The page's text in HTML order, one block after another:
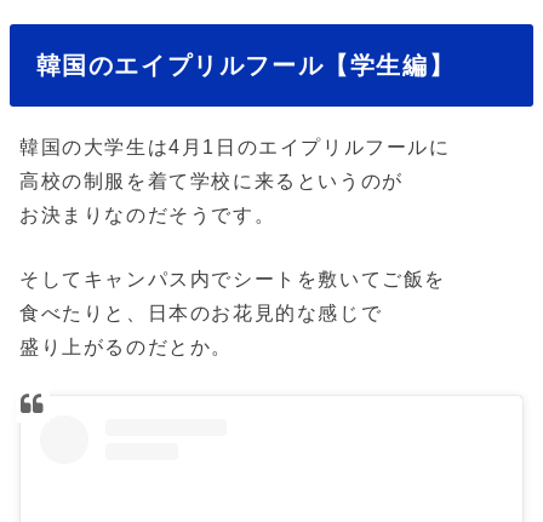
韓国のエイプリルフール【学生編】
韓国の大学生は4月1日のエイプリルフールに
高校の制服を着て学校に来るというのが
お決まりなのだそうです。
そしてキャンパス内でシートを敷いてご飯を
食べたりと、日本のお花見的な感じで
盛り上がるのだとか。